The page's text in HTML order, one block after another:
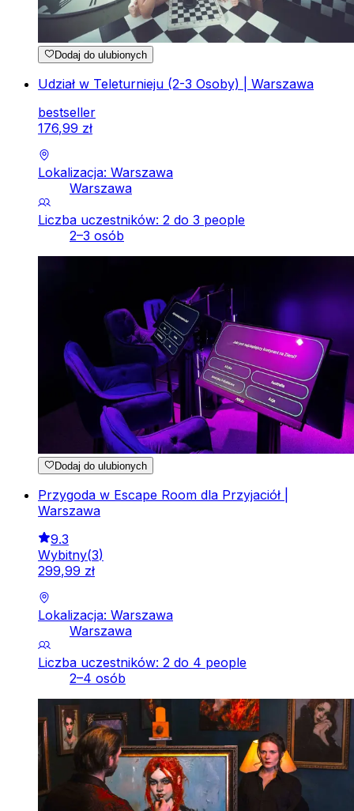
Dodaj do ulubionych
Udział w Teleturnieju (2-3 Osoby) | Warszawa
bestseller
176,99 zł
Lokalizacja: Warszawa
Warszawa
Liczba uczestników: 2 do 3 people
2–3 osób
Dodaj do ulubionych
Przygoda w Escape Room dla Przyjaciół |
Warszawa
9.3
Wybitny(3)
299,99 zł
Lokalizacja: Warszawa
Warszawa
Liczba uczestników: 2 do 4 people
2–4 osób